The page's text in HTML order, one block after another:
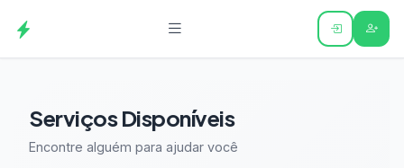
Serviços Disponíveis
Encontre alguém para ajudar você